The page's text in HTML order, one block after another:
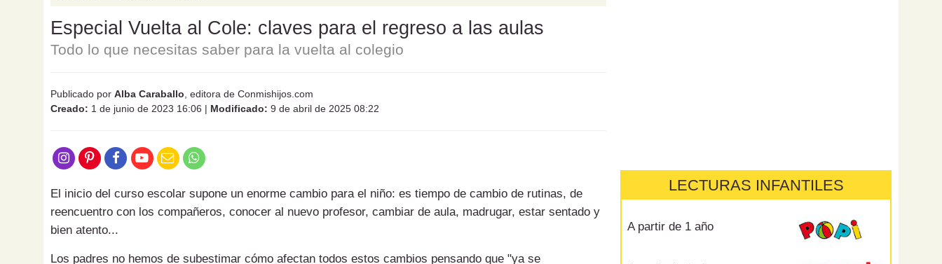
Especial Vuelta al Cole: claves para el regreso a las aulas
Todo lo que necesitas saber para la vuelta al colegio
Publicado por Alba Caraballo , editora de Conmishijos.com
Creado: 1 de junio de 2023 16:06 | Modificado: 9 de abril de 2025 08:22
El inicio del curso escolar supone un enorme cambio para el niño: es tiempo de cambio de rutinas, de
reencuentro con los compañeros, conocer al nuevo profesor, cambiar de aula, madrugar, estar sentado y
bien atento...
Los padres no hemos de subestimar cómo afectan todos estos cambios pensando que "ya se
LECTURAS INFANTILES
A partir de 1 año